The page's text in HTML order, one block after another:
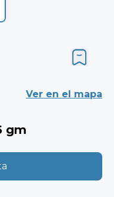
Ver en el mapa
gm